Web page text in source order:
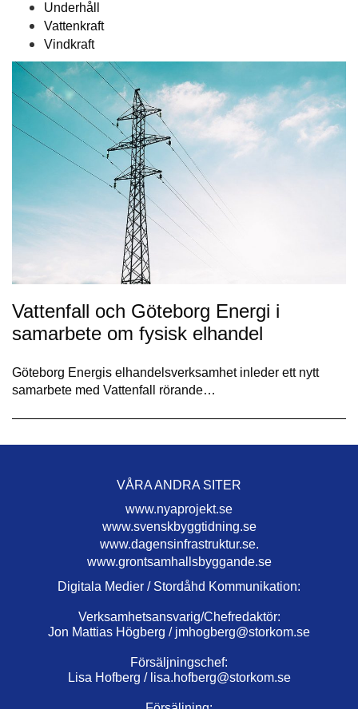
Underhåll
Vattenkraft
Vindkraft
Vattenfall och Göteborg Energi i
samarbete om fysisk elhandel
Göteborg Energis elhandelsverksamhet inleder ett nytt
samarbete med Vattenfall rörande…
VÅRA ANDRA SITER
www.nyaprojekt.se
www.svenskbyggtidning.se
www.dagensinfrastruktur.se.
www.grontsamhallsbyggande.se
Digitala Medier / Stordåhd Kommunikation:
Verksamhetsansvarig/Chefredaktör:
Jon Mattias Högberg / jmhogberg@storkom.se
Försäljningschef:
Lisa Hofberg / lisa.hofberg@storkom.se